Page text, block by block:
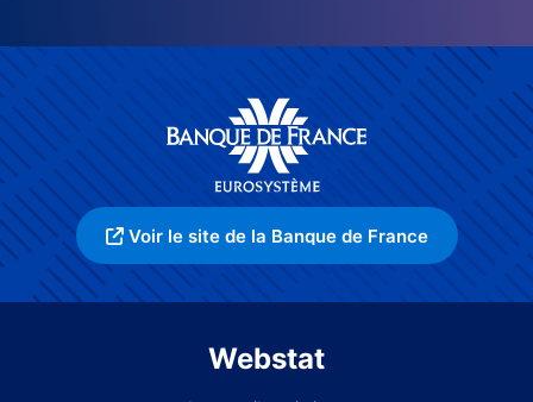
Voir le site de la Banque de France
Webstat